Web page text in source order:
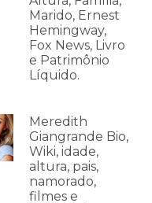
Marido, Ernest
Hemingway,
Fox News, Livro
e Patrimônio
Líquido.
Meredith
Giangrande Bio,
Wiki, idade,
altura, pais,
namorado,
filmes e